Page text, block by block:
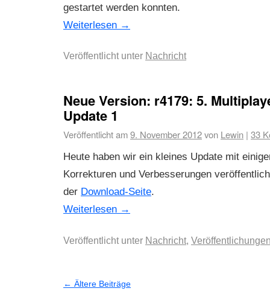
gestartet werden konnten.
Weiterlesen →
Veröffentlicht unter Nachricht
Neue Version: r4179: 5.
Update 1
Veröffentlicht am9. November 2012von Lewin | 33
Heute haben wir ein kleines Update mit
Korrekturen und Verbesserungen
der Download-Seite.
Weiterlesen →
Veröffentlicht unter Nachricht,
← Ältere Beiträge